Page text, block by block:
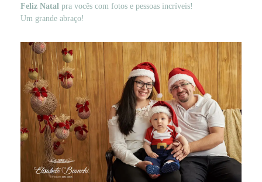
Feliz Natal pra vocês com fotos e pessoas incríveis!
Um grande abraço!